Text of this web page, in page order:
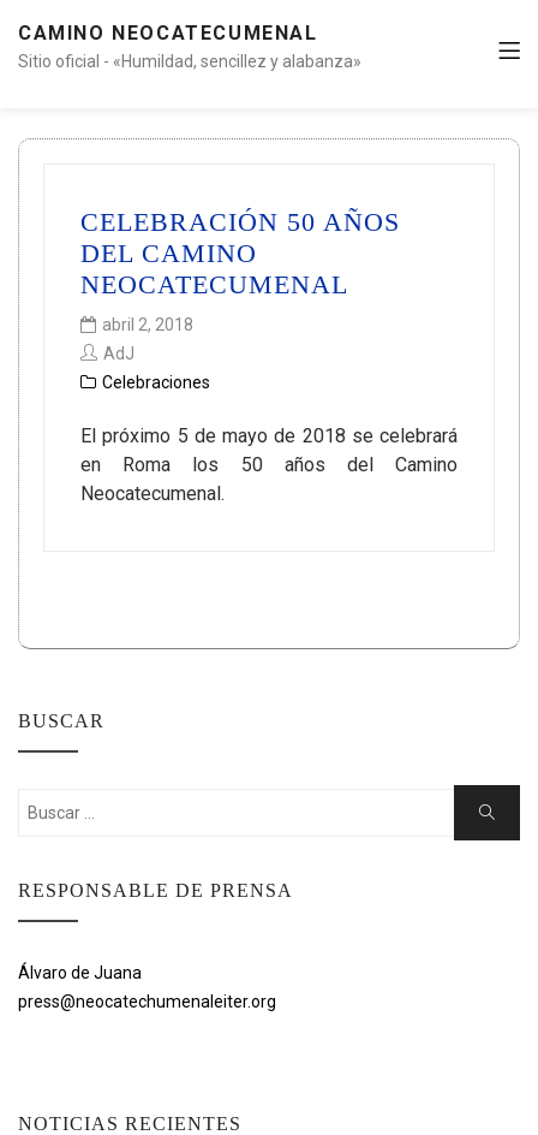
CAMINO NEOCATECUMENAL
Sitio oficial - «Humildad, sencillez y alabanza»
CELEBRACIÓN 50 AÑOS
DEL CAMINO
NEOCATECUMENAL
abril 2, 2018
AdJ
Celebraciones
El próximo 5 de mayo de 2018 se celebrará
en Roma los 50 años del Camino
Neocatecumenal.
BUSCAR
Buscar:
Buscar
RESPONSABLE DE PRENSA
Álvaro de Juana
press@neocatechumenaleiter.org
NOTICIAS RECIENTES